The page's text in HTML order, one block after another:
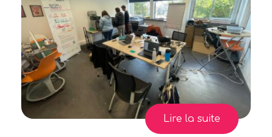
Lire la suite